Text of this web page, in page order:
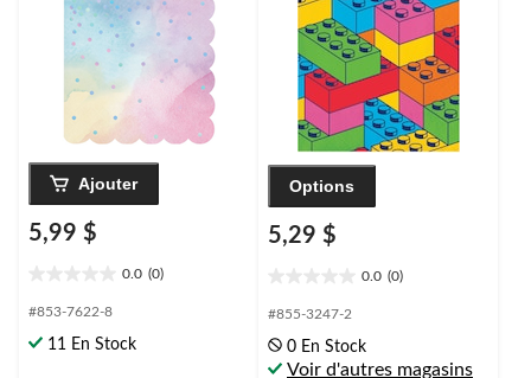
Ajouter
5,99 $
0.0 (0)
étoile(s)
5.
#853-7622-8
11 En Stock
16, pour fête
d'anniversaire
Options
5,29 $
0.0 (0)
étoile(s)
5.
#855-3247-2
0 En Stock
Voir d'autres magasins